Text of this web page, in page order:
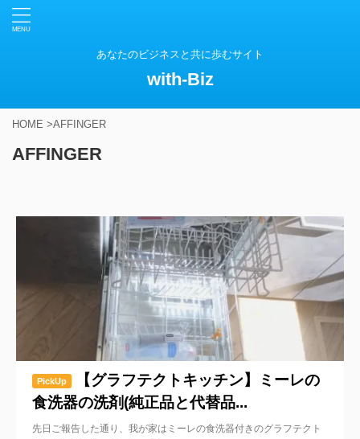
あなたのビジネスと共に歩むサイト
with-Biz
HOME >AFFINGER
AFFINGER
PickUp
【グラフテクトキッチン】ミーレの
食洗器の洗剤(純正品と代替品...
先日ご報告した通り、我が家はミーレの食洗器付きのグラフテクト